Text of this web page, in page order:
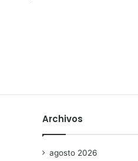
Archivos
agosto 2026